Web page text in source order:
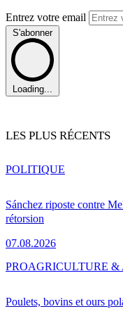
Entrez votre email
S'abonner
Loading...
LES PLUS RÉCENTS
Sánchez riposte contre
rétorsion
07.08.2026
POLITIQUE
Poulets, bovins et ours
PROAGRICULTURE